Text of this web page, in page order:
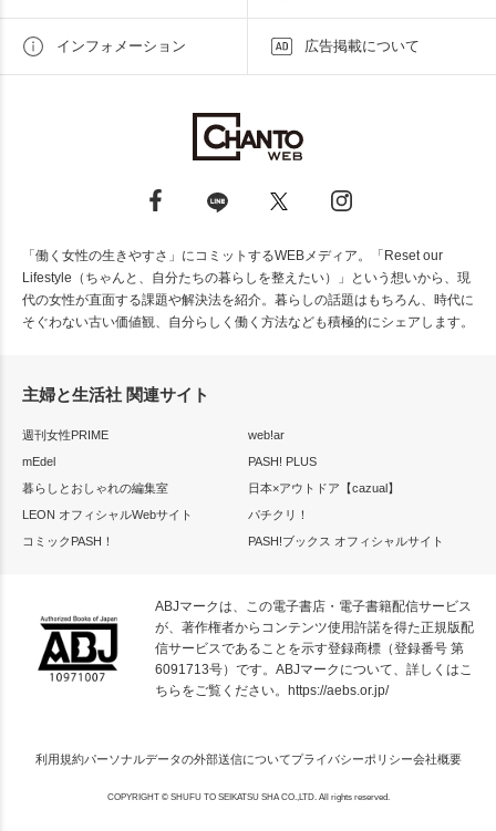
インフォメーション 広告掲載について
「働く女性の生きやすさ」にコミットするWEBメディア。「Reset our
Lifestyle（ちゃんと、自分たちの暮らしを整えたい）」という想いから、現
代の女性が直面する課題や解決法を紹介。暮らしの話題はもちろん、時代に
そぐわない古い価値観、自分らしく働く方法なども積極的にシェアします。
主婦と生活社 関連サイト
週刊女性PRIME
web!ar
mEdel
PASH! PLUS
暮らしとおしゃれの編集室
日本×アウトドア【cazual】
LEON オフィシャルWebサイト
パチクリ！
コミックPASH！
PASH!ブックス オフィシャルサイト
ABJマークは、この電子書店・電子書籍配信サービス
が、著作権者からコンテンツ使用許諾を得た正規版配
信サービスであることを示す登録商標（登録番号 第
6091713号）です。ABJマークについて、詳しくはこ
ちらをご覧ください。
https://aebs.or.jp/
利用規約パーソナルデータの外部送信についてプライバシーポリシー会社概要
COPYRIGHT © SHUFU TO SEIKATSU SHA CO.,LTD. All rights reserved.